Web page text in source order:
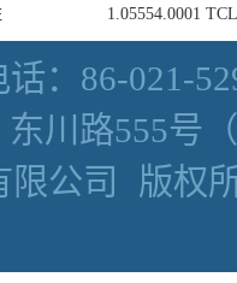
1.05554.0001
话：86-021-
东川路555号
限公司
版权